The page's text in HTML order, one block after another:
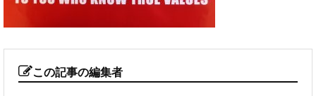
この記事の編集者